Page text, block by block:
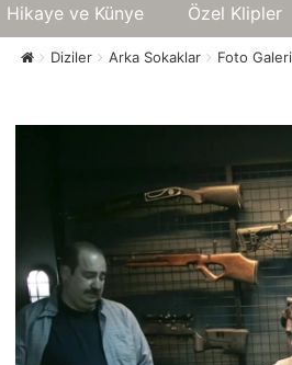
Hikaye ve Künye Özel Klipler
Diziler Arka Sokaklar Foto Galeri